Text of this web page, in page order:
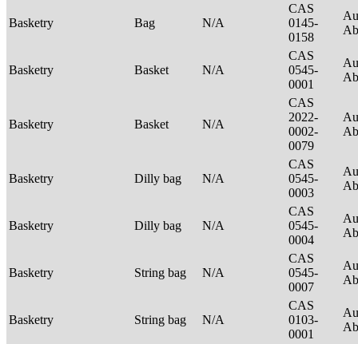
Basketry Bag N/A
CAS
0145-
0158
Basketry Basket N/A
CAS
0545-
0001
Basketry Basket N/A
CAS
2022-
0002-
0079
Basketry Dilly bag N/A
CAS
0545-
0003
Basketry Dilly bag N/A
CAS
0545-
0004
Basketry String bag N/A
CAS
0545-
0007
Basketry String bag N/A
CAS
0103-
0001